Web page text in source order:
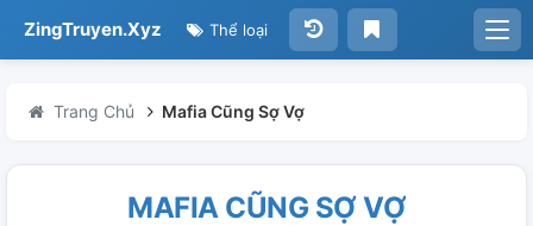
ZingTruyen.Xyz Thể loại
Trang Chủ Mafia Cũng Sợ Vợ
MAFIA CŨNG SỢ VỢ